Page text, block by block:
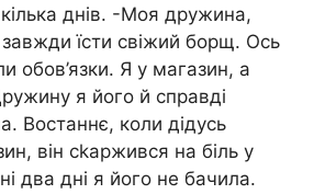
днів. -Моя дружина,
їсти свіжий борщ. Ось
обов’язки. Я у магазин, а
я його й справді
Востаннє, коли дідусь
він сkаржився на біль у
два дні я його не бачила.